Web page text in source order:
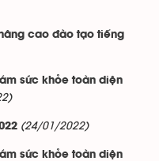
cao đào tạo tiếng
sức khỏe toàn diện
(24/01/2022)
sức khỏe toàn diện